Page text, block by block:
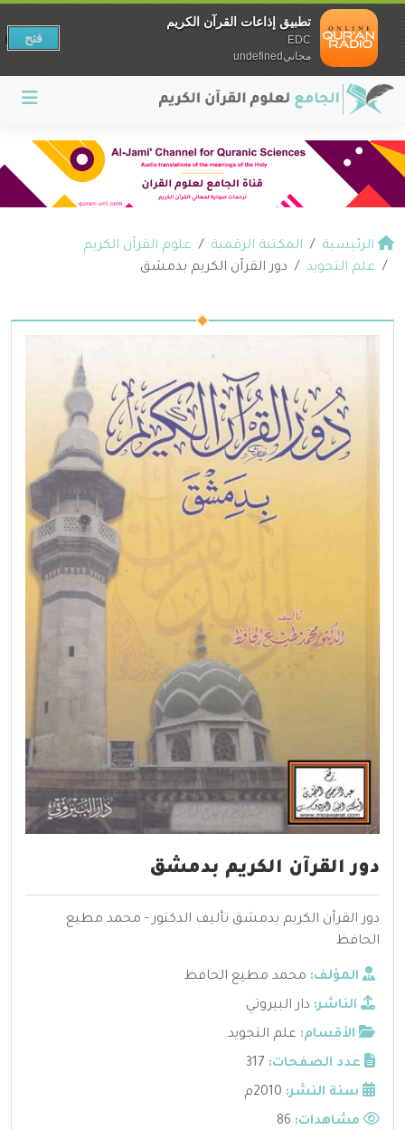
الرئيسية المكتبة الرقمية
علوم القرآن الكريم
علم التجويد
دور القرآن الكريم بدمشق
دور القرآن الكريم بدمشق
دور القرآن الكريم بدمشق تأليف الدكتور - محمد مطيع
الحافظ
المؤلف: محمد مطيع الحافظ
الناشر: دار البيروتي
الأقسام: علم التجويد
عدد الصفحات: 317
سنة النشر: 2010م
مشاهدات:
تطبيق إذاعات القرآن الكريم
EDC
مجانيundefined
فتح